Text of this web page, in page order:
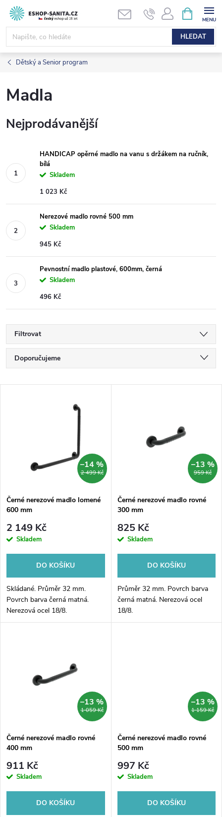
Přejít
obsah
HLEDAT
NÁKUPNÍ
KOŠÍK
Dětský a Senior program
Madla
Nejprodávanější
HANDICAP opěrné madlo na vanu s držákem na ručník,
bílá
Skladem
1 023 Kč
Nerezové madlo rovné 500 mm
Skladem
945 Kč
Pevnostní madlo plastové, 600mm, černá
Skladem
496 Kč
Filtrovat
Ř
a
p
r
o
d
u
Doporučujeme
s
p
r
d
u
2 499 Kč
–14 %
Černé nerezové madlo lomené
600 mm
2 149 Kč
Skladem
DO KOŠÍKU
Skládané. Průměr 32 mm.
Povrch barva černá matná.
Nerezová ocel 18/8.
959 Kč
–13 %
Černé nerezové madlo rovné
300 mm
825 Kč
Skladem
DO KOŠÍKU
Průměr 32 mm. Povrch barva
černá matná. Nerezová ocel
18/8.
1 059 Kč
–13 %
Černé nerezové madlo rovné
400 mm
911 Kč
Skladem
DO KOŠÍKU
1 159 Kč
–13 %
Černé nerezové madlo rovné
500 mm
997 Kč
Skladem
DO KOŠÍKU